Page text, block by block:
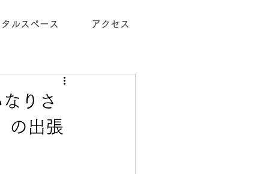
タルスペース アクセス
りさ
の出張